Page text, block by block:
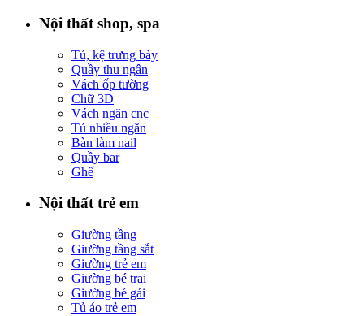
Nội thất shop, spa
Tủ, kệ trưng bày
Quầy thu ngân
Vách ốp tường
Chữ 3D
Vách ngăn cnc
Tủ nhiều ngăn
Bàn làm nail
Quầy bar
Ghế
Nội thất trẻ em
Giường tầng
Giường tầng sắt
Giường trẻ em
Giường bé trai
Giường bé gái
Tủ áo trẻ em